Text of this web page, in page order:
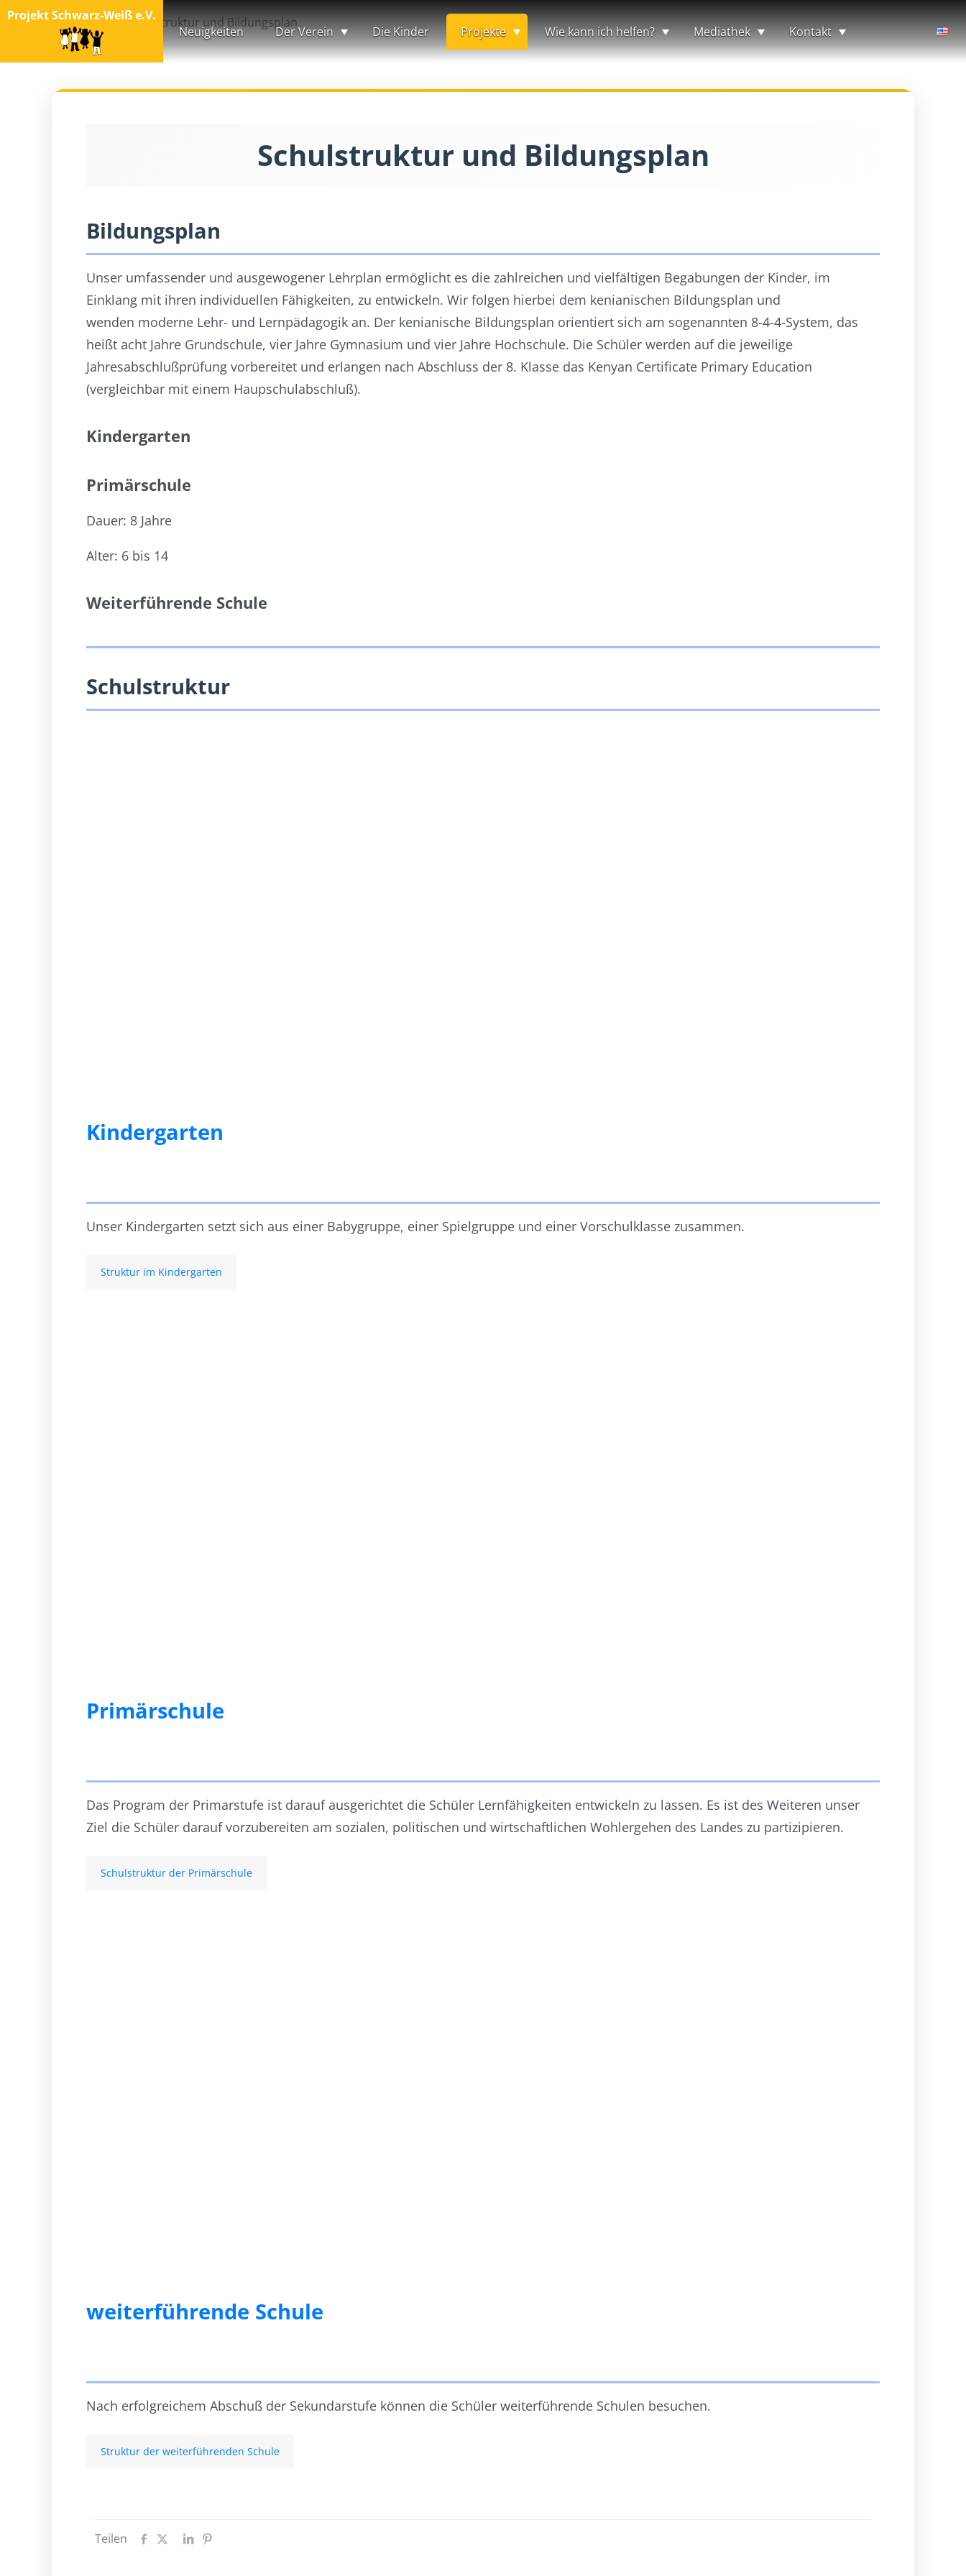
Projekt Schwarz-Weiß e.V.
Neuigkeiten
Der Verein Die Kinder Projekte Wie kann ich helfen? Mediathek Kontakt
Startseite Schulstruktur und Bildungsplan
Schulstruktur und Bildungsplan
Bildungsplan
Unser umfassender und ausgewogener Lehrplan ermöglicht es die zahlreichen und vielfältigen Begabungen der Kinder, im
Einklang mit ihren individuellen Fähigkeiten, zu entwickeln. Wir folgen hierbei dem kenianischen Bildungsplan und
wenden moderne Lehr- und Lernpädagogik an. Der kenianische Bildungsplan orientiert sich am sogenannten 8-4-4-System, das
heißt acht Jahre Grundschule, vier Jahre Gymnasium und vier Jahre Hochschule. Die Schüler werden auf die jeweilige
Jahresabschlußprüfung vorbereitet und erlangen nach Abschluss der 8. Klasse das Kenyan Certificate Primary Education
(vergleichbar mit einem Haupschulabschluß).
Kindergarten
Primärschule
Dauer: 8 Jahre
Alter: 6 bis 14
Weiterführende Schule
Schulstruktur
Kindergarten
Unser Kindergarten setzt sich aus einer Babygruppe, einer Spielgruppe und einer Vorschulklasse zusammen.
Struktur im Kindergarten
Primärschule
Das Program der Primarstufe ist darauf ausgerichtet die Schüler Lernfähigkeiten entwickeln zu lassen. Es ist des Weiteren unser
Ziel die Schüler darauf vorzubereiten am sozialen, politischen und wirtschaftlichen Wohlergehen des Landes zu partizipieren.
Schulstruktur der Primärschule
weiterführende Schule
Nach erfolgreichem Abschuß der Sekundarstufe können die Schüler weiterführende Schulen besuchen.
Struktur der weiterführenden Schule
Teilen